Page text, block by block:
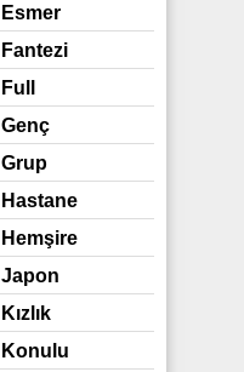
Esmer
Fantezi
Full
Hd
Genç
Grup
Hastane
Hemşire
Japon
Kızlık
Bozma
Konulu